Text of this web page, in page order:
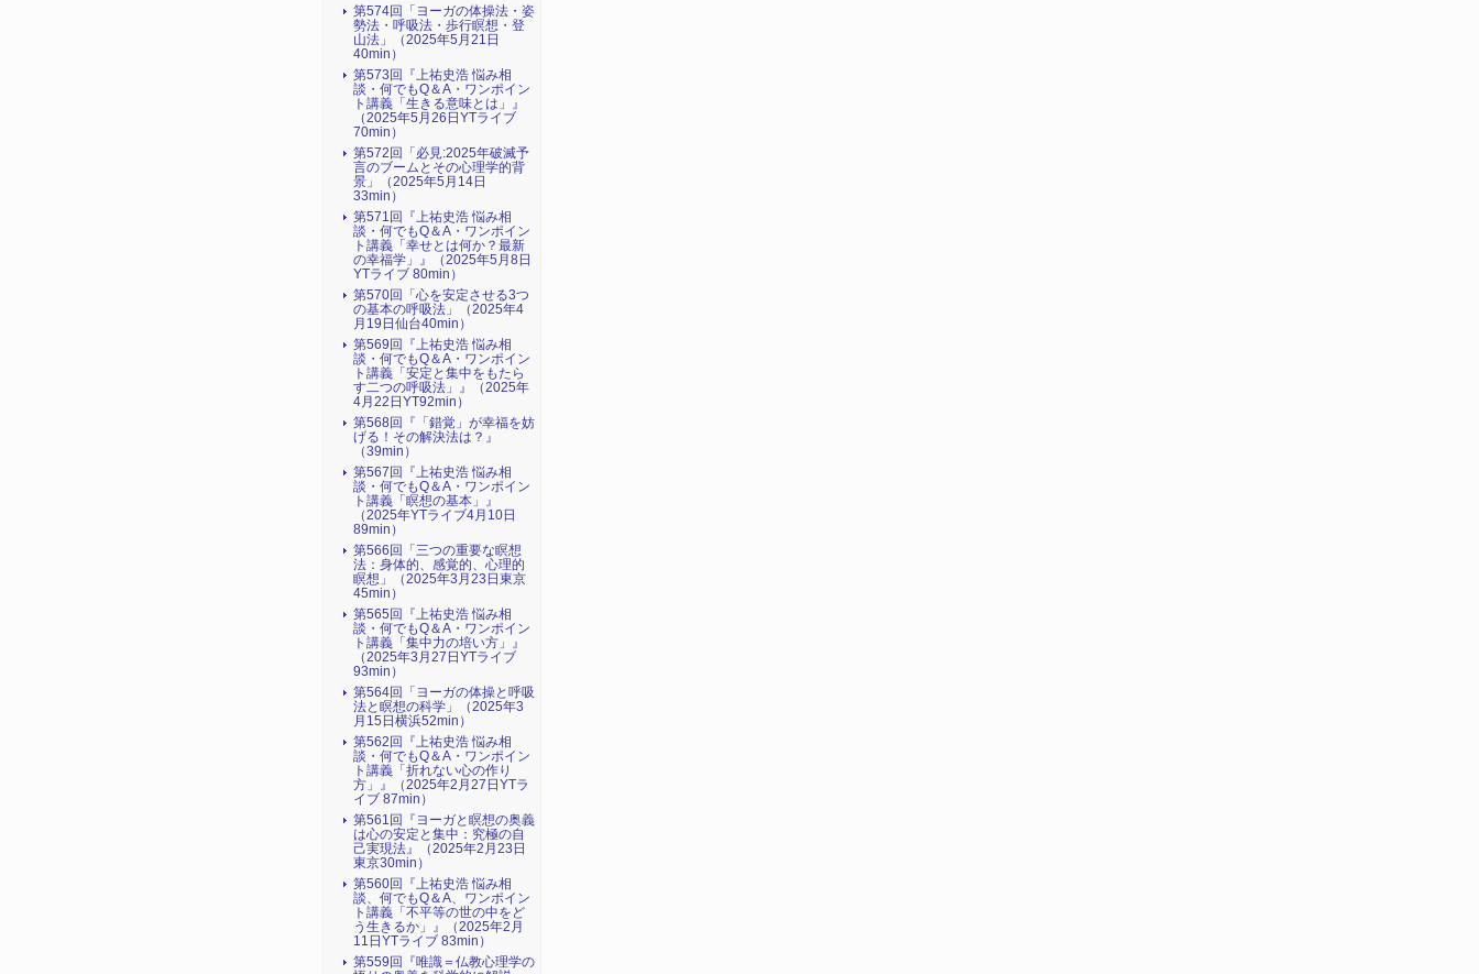
第574回「ヨーガの体操法・姿
勢法・呼吸法・歩行瞑想・登
山法」（2025年5月21日
40min）
第573回『上祐史浩 悩み相
談・何でもQ＆A・ワンポイン
ト講義「生きる意味とは」』
（2025年5月26日YTライブ
70min）
第572回「必見:2025年破滅予
言のブームとその心理学的背
景」（2025年5月14日
33min）
第571回『上祐史浩 悩み相
談・何でもQ＆A・ワンポイン
ト講義「幸せとは何か？最新
の幸福学」』（2025年5月8日
YTライブ 80min）
第570回「心を安定させる3つ
の基本の呼吸法」（2025年4
月19日仙台40min）
第569回『上祐史浩 悩み相
談・何でもQ＆A・ワンポイン
ト講義「安定と集中をもたら
す二つの呼吸法」』（2025年
4月22日YT92min）
第568回『「錯覚」が幸福を妨
げる！その解決法は？』
（39min）
第567回『上祐史浩 悩み相
談・何でもQ＆A・ワンポイン
ト講義「瞑想の基本」』
（2025年YTライブ4月10日
89min）
第566回「三つの重要な瞑想
法：身体的、感覚的、心理的
瞑想」（2025年3月23日東京
45min）
第565回『上祐史浩 悩み相
談・何でもQ＆A・ワンポイン
ト講義「集中力の培い方」』
（2025年3月27日YTライブ
93min）
第564回「ヨーガの体操と呼吸
法と瞑想の科学」（2025年3
月15日横浜52min）
第562回『上祐史浩 悩み相
談・何でもQ＆A・ワンポイン
ト講義「折れない心の作り
方」』（2025年2月27日YTラ
イブ 87min）
第561回『ヨーガと瞑想の奥義
は心の安定と集中：究極の自
己実現法』（2025年2月23日
東京30min）
第560回『上祐史浩 悩み相
談、何でもQ＆A、ワンポイン
ト講義「不平等の世の中をど
う生きるか」』（2025年2月
11日YTライブ 83min）
第559回『唯識＝仏教心理学の